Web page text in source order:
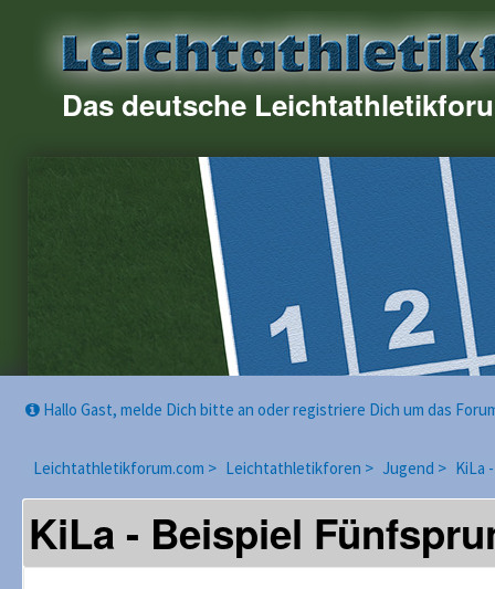
Das deutsche
Hallo Gast, melde Dich bitte an oder registriere Dich um das
Leichtathletikforum.com > Leichtathletikforen > Jugend > KiLa
KiLa - Beispiel